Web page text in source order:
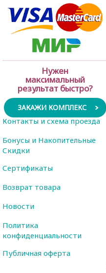
Нужен
максимальный
результат быстро?
ЗАКАЖИ КОМПЛЕКС
Контакты и схема проезда
Бонусы и Накопительные
Скидки
Сертификаты
Возврат товара
Новости
Политика
конфиденциальности
Публичная оферта